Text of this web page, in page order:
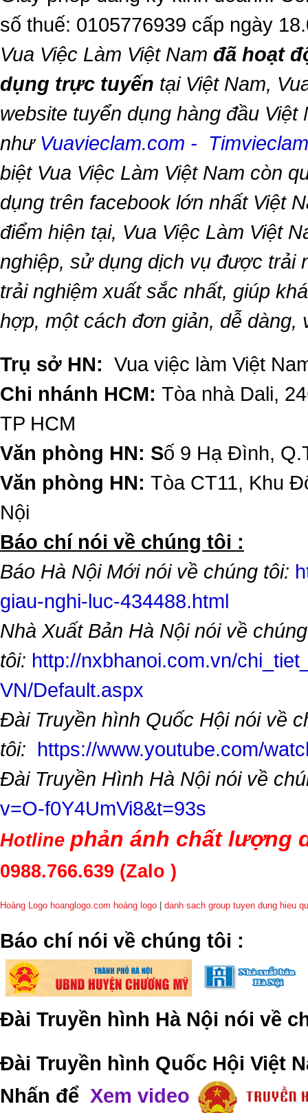
số thuế: 0105776939 cấp ngày
Vua Việc Làm Việt Nam đã hoạt
dụng trực tuyến tại Việt Nam,
website tuyển dụng hàng đầu Việt
như Vuavieclam.com -
biệt Vua Việc Làm Việt Nam còn
dụng trên facebook lớn nhất Việt
điểm hiện tại, Vua Việc Làm Việt
nghiệp, sử dụng dịch vụ được trải
trải nghiệm xuất sắc nhất, giúp
hợp, một cách đơn giản, dễ dàng,
Trụ sở HN: Vua việc làm Việt
Chi nhánh HCM: Tòa nhà Dali,
TP HCM
Văn phòng HN: Số 9 Hạ Đình,
Văn phòng HN: Tòa CT11, Khu
Nội
​Báo chí nói về chúng tôi :
Báo Hà Nội Mới nói về chúng tôi:
giau-nghi-luc-434488.html
Nhà Xuất Bản Hà Nội nói về chúng
tôi: http://nxbhanoi.com.vn/
VN/Default.aspx
Đài Truyền hình Quốc Hội nói về
tôi: https://www.youtube.com/
Đài Truyền Hình Hà Nội nói về
v=O-f0Y4UmVi8&t=93s
Hotline phản ánh chất lượng
0988.766.639 (Zalo )
Hoàng Logo hoanglogo.com hoàng logo danh sach group tuyen dung hieu
​Báo chí nói về chúng tôi :
Đài Truyền hình Hà Nội nói về
Đài Truyền hình Quốc Hội Việt
Nhấn để Xem video